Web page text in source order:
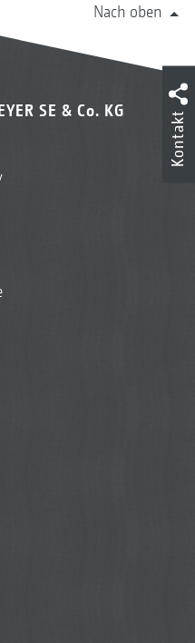
Nach oben
SE & Co. KG
Kontakt